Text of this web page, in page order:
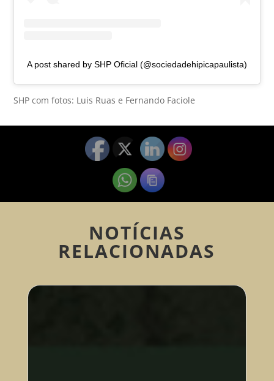
A post shared by SHP Oficial (@sociedadehipicapaulista)
SHP com fotos: Luis Ruas e Fernando Faciole
NOTÍCIAS
RELACIONADAS